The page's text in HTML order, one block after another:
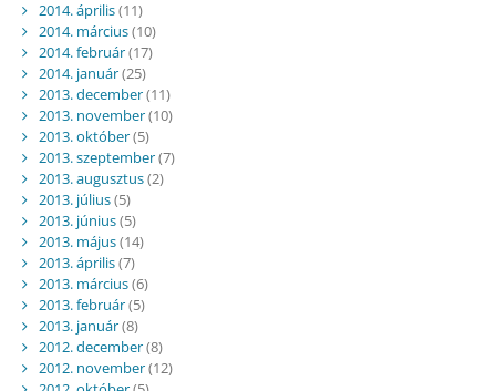
2014. április(11)
2014. március(10)
2014. február(17)
2014. január(25)
2013. december(11)
2013. november(10)
2013. október(5)
2013. szeptember(7)
2013. augusztus(2)
2013. július(5)
2013. június(5)
2013. május(14)
2013. április(7)
2013. március(6)
2013. február(5)
2013. január(8)
2012. december(8)
2012. november(12)